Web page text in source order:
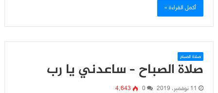
أكمل القراءة »
صلاة الصباح
صلاة الصباح – ساعدني يا رب
11 نوفمبر، 2019 0 4٬643